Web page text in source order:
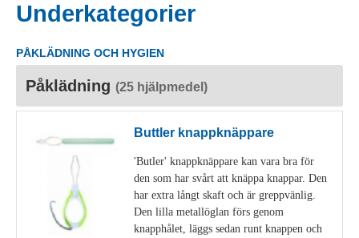
Underkategorier
PÅKLÄDNING OCH HYGIEN
Påklädning (25 hjälpmedel)
Buttler knappknäppare
'Butler' knappknäppare kan vara bra för
den som har svårt att knäppa knappar. Den
har extra långt skaft och är greppvänlig.
Den lilla metallöglan förs genom
knapphålet, läggs sedan runt knappen och